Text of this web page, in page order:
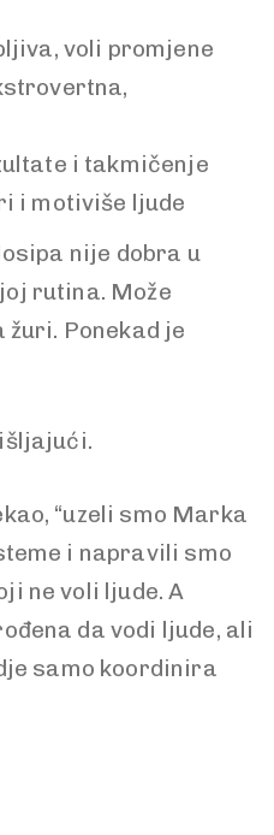
voli promjene
i takmičenje
i motiviše ljude
nije dobra u
rutina. Može
Ponekad je
“uzeli smo Marka
i napravili smo
ne voli ljude. A
da vodi ljude, ali
samo koordinira